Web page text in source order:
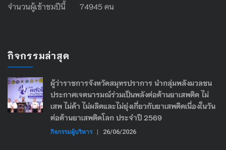
จำนวนผู้เข้าชมปีนี้ 74945 คน
กิจกรรมล่าสุด
ผู้ว่าราชการจังหวัดสมุทรปราการ นำกลุ่มพลังมวลชน
ประกาศเจตนารมณ์ร่วมเป็นพลังต่อต้านยาเสพติด ไม่
เสพ ไม่ค้า ไม่ผลิตและไม่ยุ่งเกี่ยวกับยาเสพติดเนื่องในวัน
ต่อต้านยาเสพติดโลก ประจำปี 2569
กิจกรรมผู้บริหาร | 26/06/2026